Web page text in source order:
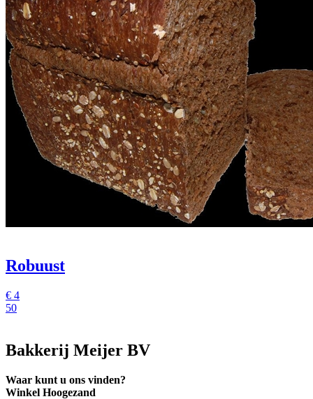
Robuust
€ 4
50
Bakkerij Meijer BV
Waar kunt u ons vinden?
Winkel Hoogezand